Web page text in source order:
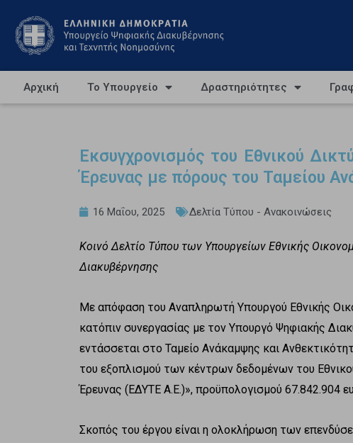
Αρχική Το Υπουργείο Δραστηριότητες
Εκσυγχρονισμός του Εθνικού
Έρευνας με πόρους του Ταμείου
16 Μαΐου, 2025 Δελτία Τύπου - Ανακοινώσεις
Κοινό Δελτίο Τύπου των Υπουργείων Εθνικής
Διακυβέρνησης
Με απόφαση του Αναπληρωτή Υπουργού Εθνικής
κατόπιν συνεργασίας με τον Υπουργό Ψηφιακής
εντάσσεται στο Ταμείο Ανάκαμψης και
του εξοπλισμού των κέντρων δεδομένων του
Έρευνας (ΕΔΥΤΕ Α.Ε.)», προϋπολογισμού 67.842.904
Σκοπός του έργου είναι η ολοκλήρωση των